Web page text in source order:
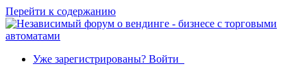
Перейти к содержанию
Уже зарегистрированы? Войти